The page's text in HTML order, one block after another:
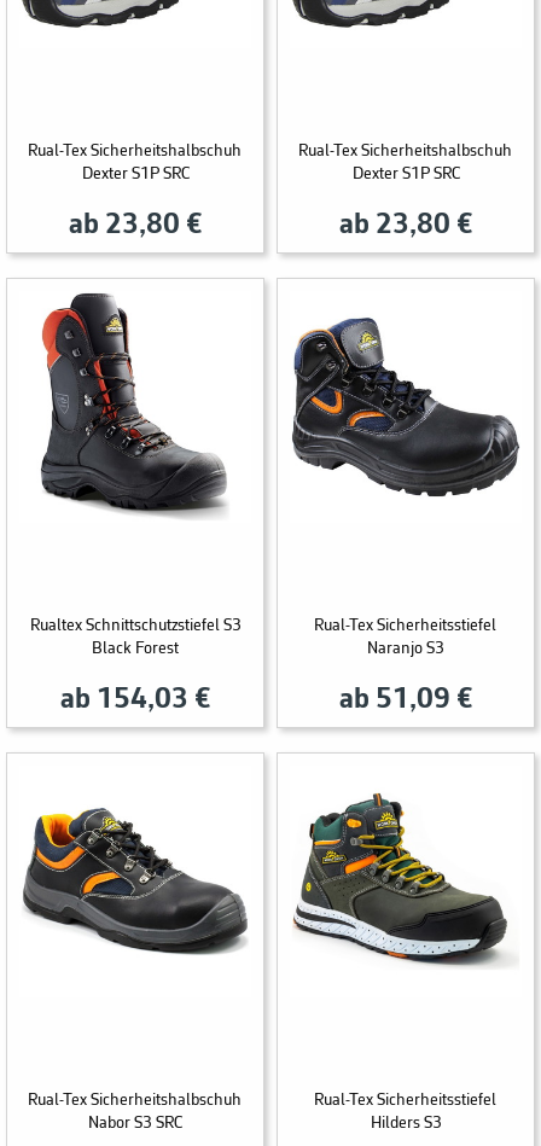
Rual-Tex Sicherheitshalbschuh
Dexter S1P SRC
ab 23,80 €
Rual-Tex Sicherheitshalbschuh
Dexter S1P SRC
ab 23,80 €
Rualtex Schnittschutzstiefel S3
Black Forest
ab 154,03 €
Rual-Tex Sicherheitsstiefel
Naranjo S3
ab 51,09 €
Rual-Tex Sicherheitshalbschuh
Nabor S3 SRC
Rual-Tex Sicherheitsstiefel
Hilders S3